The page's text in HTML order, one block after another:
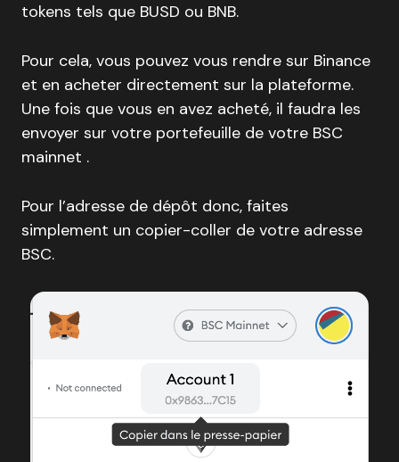
tokens tels que BUSD ou BNB.
Pour cela, vous pouvez vous rendre sur Binance
et en acheter directement sur la plateforme.
Une fois que vous en avez acheté, il faudra les
envoyer sur votre portefeuille de votre BSC
mainnet .
Pour l’adresse de dépôt donc, faites
simplement un copier-coller de votre adresse
BSC.